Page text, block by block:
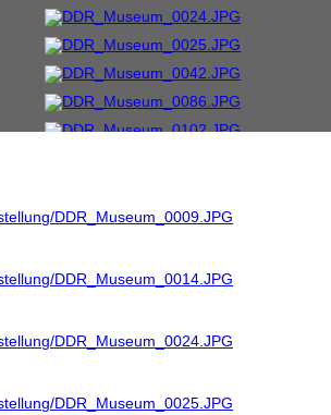
DDR_Museum_0009.JPG
DDR_Museum_0014.JPG
DDR_Museum_0024.JPG
DDR_Museum_0025.JPG